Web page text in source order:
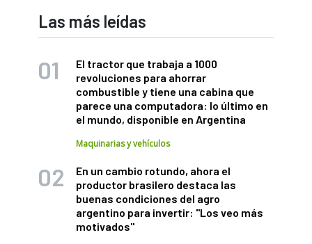
Las más leídas
El tractor que trabaja a 1000
revoluciones para ahorrar
combustible y tiene una cabina que
parece una computadora: lo último en
el mundo, disponible en Argentina
Maquinarias y vehículos
En un cambio rotundo, ahora el
productor brasilero destaca las
buenas condiciones del agro
argentino para invertir: "Los veo más
motivados"